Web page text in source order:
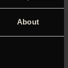
About